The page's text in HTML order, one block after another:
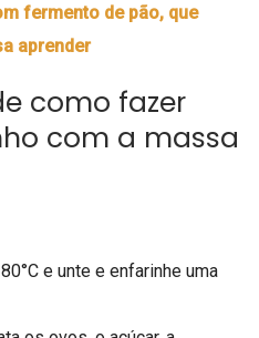
fermento de pão, que
aprender
como fazer
com a massa
e unte e enfarinhe uma